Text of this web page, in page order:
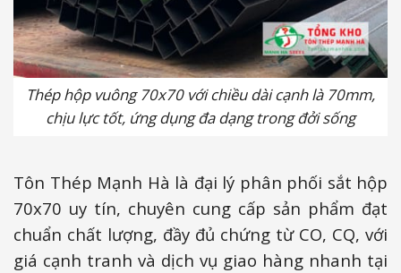
Thép hộp vuông 70x70 với chiều dài cạnh là 70mm,
chịu lực tốt, ứng dụng đa dạng trong đởi sống
Tôn Thép Mạnh Hà là đại lý phân phối sắt hộp
70x70 uy tín, chuyên cung cấp sản phẩm đạt
chuẩn chất lượng, đầy đủ chứng từ CO, CQ, với
giá cạnh tranh và dịch vụ giao hàng nhanh tại